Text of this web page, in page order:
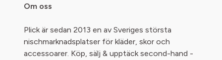
Om oss
Plick är sedan 2013 en av Sveriges största
nischmarknadsplatser för kläder, skor och
accessoarer. Köp, sälj & upptäck second-hand -